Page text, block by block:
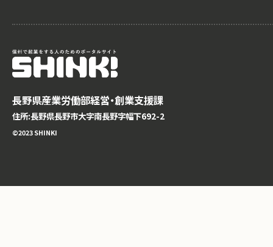
長野県産業労働部経営・創業支援課
住所:長野県長野市大字南長野字幅下692-2
©️2023 SHINKI